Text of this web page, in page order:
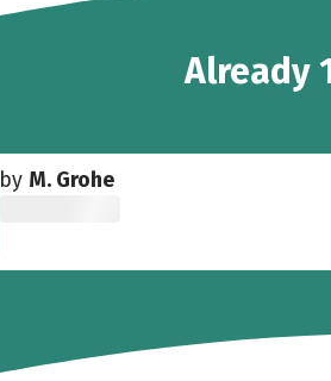
Already
by M. Grohe